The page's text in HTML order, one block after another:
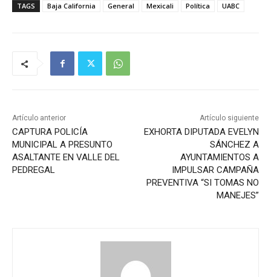
TAGS Baja California General Mexicali Política UABC
Artículo anterior
CAPTURA POLICÍA
MUNICIPAL A PRESUNTO
ASALTANTE EN VALLE DEL
PEDREGAL
Artículo siguiente
EXHORTA DIPUTADA EVELYN
SÁNCHEZ A
AYUNTAMIENTOS A
IMPULSAR CAMPAÑA
PREVENTIVA “SI TOMAS NO
MANEJES”